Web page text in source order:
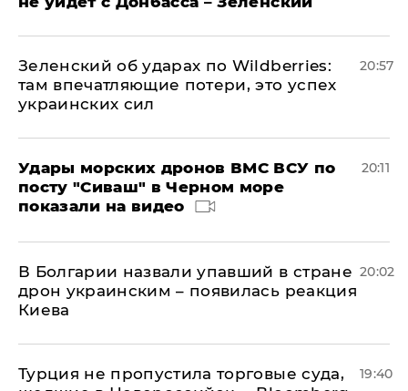
Зеленский об ударах по Wildberries:
там впечатляющие потери, это успех
украинских сил
20:57
Удары морских дронов ВМС ВСУ по
посту "Сиваш" в Черном море
показали на видео
20:11
В Болгарии назвали упавший в стране
дрон украинским – появилась реакция
Киева
20:02
Турция не пропустила торговые суда,
19:40